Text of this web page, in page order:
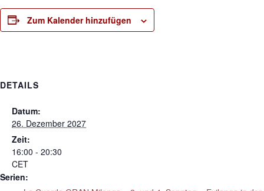
Zum Kalender hinzufügen
DETAILS
Datum:
26. Dezember 2027
Zeit:
16:00 - 20:30
CET
Serien: